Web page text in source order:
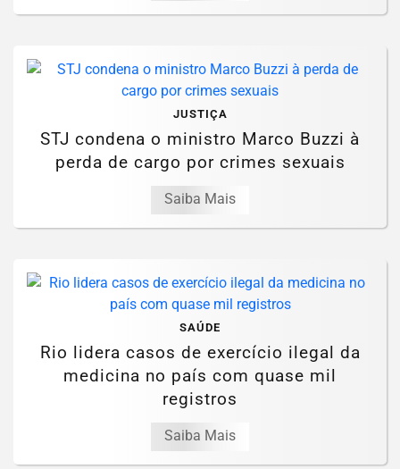
JUSTIÇA
STJ condena o ministro Marco Buzzi à
perda de cargo por crimes sexuais
Saiba Mais
SAÚDE
Rio lidera casos de exercício ilegal da
medicina no país com quase mil
registros
Saiba Mais